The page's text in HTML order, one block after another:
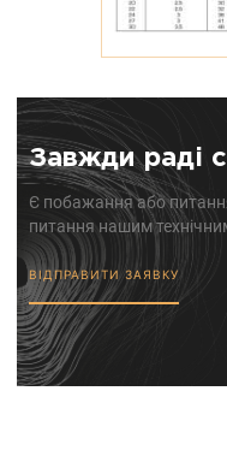
Завжди раді
Є побажання або
питання нашим
ВІДПРАВИТИ ЗАЯВКУ